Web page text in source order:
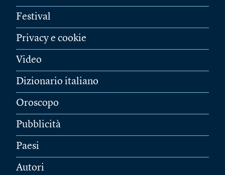
Festival
Privacy e cookie
Video
Dizionario italiano
Oroscopo
Pubblicità
Paesi
Autori